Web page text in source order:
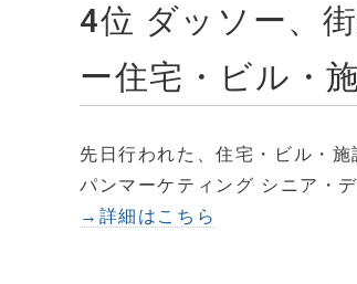
4位 ダッソー、
ー住宅・ビル・
先日行われた、住宅・ビル・
パンマーケティング シニア・
→詳細はこちら